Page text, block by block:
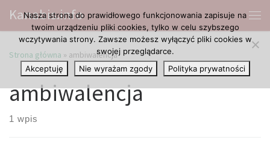
Przejdź do treści
Kanabis.info
Strona główna » ambiwalencja
ambiwalencja
1 wpis
Nasza strona do prawidłowego funkcjonowania zapisuje na
twoim urządzeniu pliki cookies, tylko w celu szybszego
wczytywania strony. Zawsze możesz wyłączyć pliki cookies w
swojej przeglądarce.
Akceptuję
Nie wyrażam zgody Polityka prywatności